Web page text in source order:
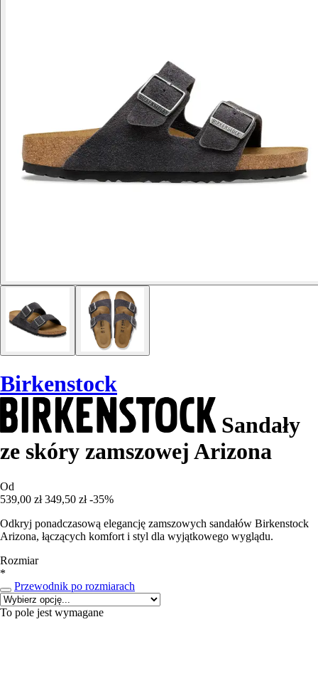
Birkenstock
Sandały
ze skóry zamszowej Arizona
Od
539,00 zł 349,50 zł -35%
Odkryj ponadczasową elegancję zamszowych sandałów Birkenstock
Arizona, łączących komfort i styl dla wyjątkowego wyglądu.
Rozmiar
*
Przewodnik po rozmiarach
To pole jest wymagane